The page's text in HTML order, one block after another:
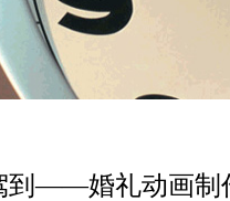
到——婚礼动画制